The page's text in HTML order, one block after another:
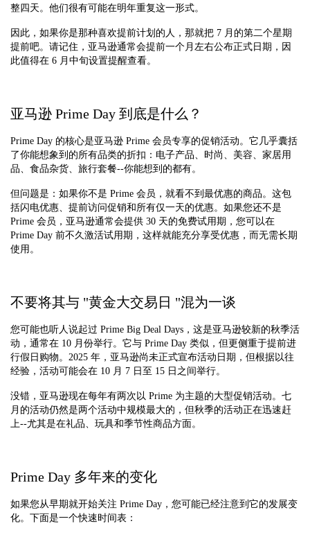
整四天。他们很有可能在明年重复这一形式。
因此，如果你是那种喜欢提前计划的人，那就把 7 月的第二个星期
提前吧。请记住，亚马逊通常会提前一个月左右公布正式日期，因
此值得在 6 月中旬设置提醒查看。
亚马逊 Prime Day 到底是什么？
Prime Day 的核心是亚马逊 Prime 会员专享的促销活动。它几乎囊括
了你能想象到的所有品类的折扣：电子产品、时尚、美容、家居用
品、食品杂货、旅行套餐--你能想到的都有。
但问题是：如果你不是 Prime 会员，就看不到最优惠的商品。这包
括闪电优惠、提前访问促销和所有仅一天的优惠。如果您还不是
Prime 会员，亚马逊通常会提供 30 天的免费试用期，您可以在
Prime Day 前不久激活试用期，这样就能充分享受优惠，而无需长期
使用。
不要将其与 "黄金大交易日 "混为一谈
您可能也听人说起过 Prime Big Deal Days，这是亚马逊较新的秋季活
动，通常在 10 月份举行。它与 Prime Day 类似，但更侧重于提前进
行假日购物。2025 年，亚马逊尚未正式宣布活动日期，但根据以往
经验，活动可能会在 10 月 7 日至 15 日之间举行。
没错，亚马逊现在每年有两次以 Prime 为主题的大型促销活动。七
月的活动仍然是两个活动中规模最大的，但秋季的活动正在迅速赶
上--尤其是在礼品、玩具和季节性商品方面。
Prime Day 多年来的变化
如果您从早期就开始关注 Prime Day，您可能已经注意到它的发展变
化。下面是一个快速时间表：